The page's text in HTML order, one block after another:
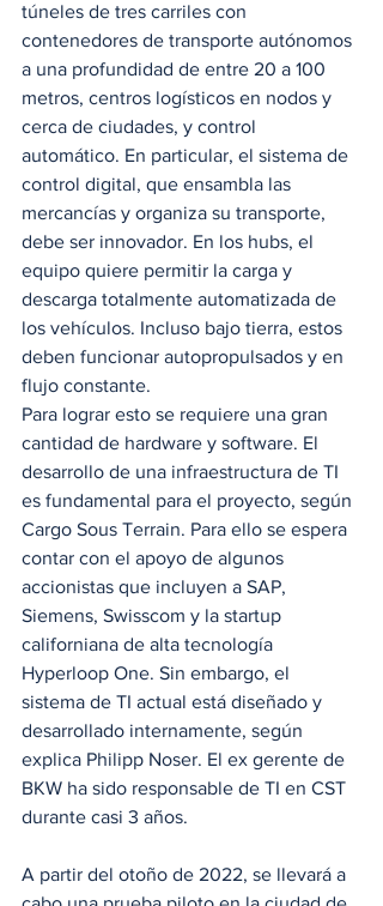
túneles de tres carriles con
contenedores de transporte autónomos
a una profundidad de entre 20 a 100
metros, centros logísticos en nodos y
cerca de ciudades, y control
automático. En particular, el sistema de
control digital, que ensambla las
mercancías y organiza su transporte,
debe ser innovador. En los hubs, el
equipo quiere permitir la carga y
descarga totalmente automatizada de
los vehículos. Incluso bajo tierra, estos
deben funcionar autopropulsados y en
flujo constante.
Para lograr esto se requiere una gran
cantidad de hardware y software. El
desarrollo de una infraestructura de TI
es fundamental para el proyecto, según
Cargo Sous Terrain. Para ello se espera
contar con el apoyo de algunos
accionistas que incluyen a SAP,
Siemens, Swisscom y la startup
californiana de alta tecnología
Hyperloop One. Sin embargo, el
sistema de TI actual está diseñado y
desarrollado internamente, según
explica Philipp Noser. El ex gerente de
BKW ha sido responsable de TI en CST
durante casi 3 años.
A partir del otoño de 2022, se llevará a